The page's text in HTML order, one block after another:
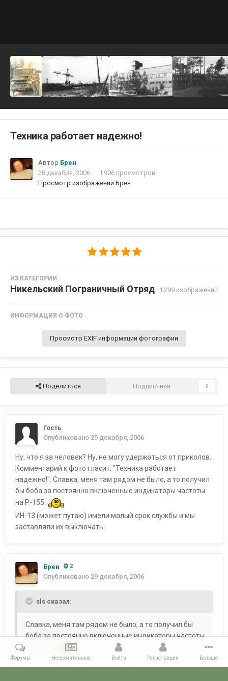
Техника работает надежно!
Автор Брен
28 декабря, 2006
1 906 просмотров
Просмотр изображений Брен
ИЗ КАТЕГОРИИ:
Никельский Пограничный Отряд · 1 299 изображений
ИНФОРМАЦИЯ О ФОТО
Просмотр EXIF информации фотографии
Поделиться Подписчики 0
Гость
Опубликовано 29 декабря, 2006
Ну, что я за человек? Ну, не могу удержаться от приколов.
Комментарий к фото гласит: "Техника работает
надежно!". Славка, меня там рядом не было, а то получил
бы боба за постоянно включенные индикаторы частоты
на Р-155.
ИН-13 (может путаю) имели малый срок службы и мы
заставляли их выключать.
Брен 2
Опубликовано 29 декабря, 2006
sls сказал:
Славка, меня там рядом не было, а то получил бы
боба за постоянно включенные индикаторы частоты
включил спецально для фото.Зато теперь как приятно
Форумы Непрочитанные Войти Регистрация Больше